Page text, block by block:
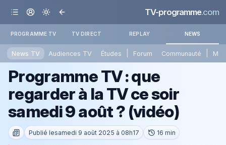
TV-programme.com
PROGRAMME TV TV DIRECT REPLAY NEWS
News TV Audiences TV Études Forum Communauté
Programme TV : que
regarder à la TV ce soir
samedi 9 août ? (vidéo)
Publié lesamedi 9 août 2025 à 08h17 16 min